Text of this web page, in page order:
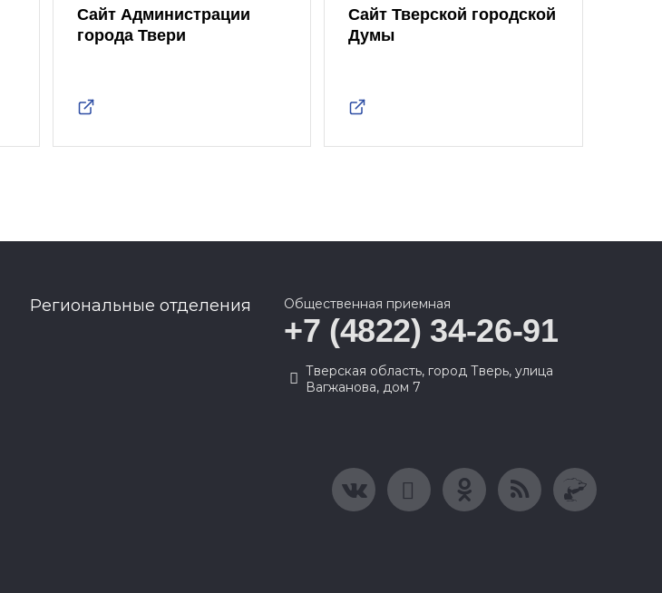
Сайт Администрации
города Твери
Сайт Тверской городской
Думы
Региональные отделения Общественная приемная
+7 (4822) 34-26-91
Тверская область, город Тверь, улица
Вагжанова, дом 7